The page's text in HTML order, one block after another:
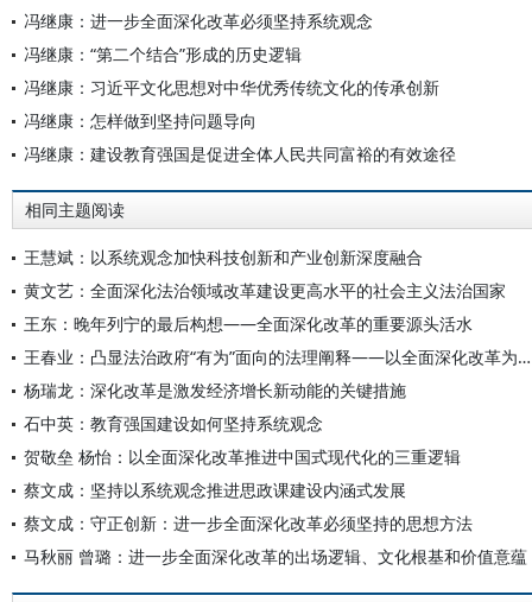
冯继康：进一步全面深化改革必须坚持系统观念
冯继康：“第二个结合”形成的历史逻辑
冯继康：习近平文化思想对中华优秀传统文化的传承创新
冯继康：怎样做到坚持问题导向
冯继康：建设教育强国是促进全体人民共同富裕的有效途径
相同主题阅读
王慧斌：以系统观念加快科技创新和产业创新深度融合
黄文艺：全面深化法治领域改革建设更高水平的社会主义法治国家
王东：晚年列宁的最后构想——全面深化改革的重要源头活水
王春业：凸显法治政府“有为”面向的法理阐释——以全面深化改革为背景
杨瑞龙：深化改革是激发经济增长新动能的关键措施
石中英：教育强国建设如何坚持系统观念
贺敬垒 杨怡：以全面深化改革推进中国式现代化的三重逻辑
蔡文成：坚持以系统观念推进思政课建设内涵式发展
蔡文成：守正创新：进一步全面深化改革必须坚持的思想方法
马秋丽 曾璐：进一步全面深化改革的出场逻辑、文化根基和价值意蕴